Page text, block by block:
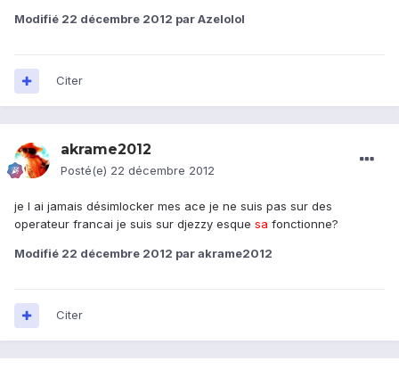
Modifié 22 décembre 2012 par Azelolol
Citer
akrame2012
Posté(e) 22 décembre 2012
je l ai jamais désimlocker mes ace je ne suis pas sur des
operateur francai je suis sur djezzy esque sa fonctionne?
Modifié 22 décembre 2012 par akrame2012
Citer